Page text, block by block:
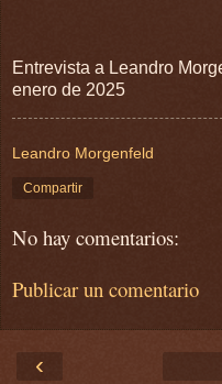
Entrevista a Leandro
enero de 2025
Leandro Morgenfeld
Compartir
No hay comentarios:
Publicar un comentario
‹